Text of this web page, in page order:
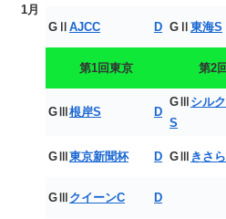
1月
GⅡ AJCC D GⅡ 東海S
第1回東京 第2
GⅢ根岸S D
GⅢ シル
S
GⅢ東京新聞杯 D GⅢ きさ
GⅢ クイーンC D